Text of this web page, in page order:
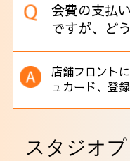
会費の支払
ですが、ど
店舗フロント
ュカード、登
スタジオ